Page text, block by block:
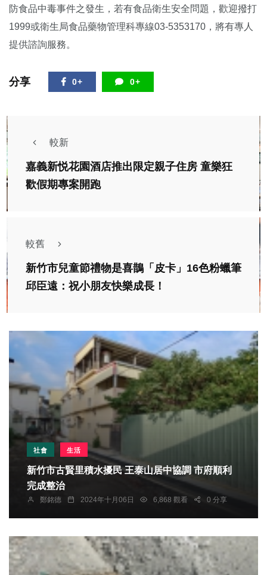
防食品中毒事件之發生，若有食品衛生安全問題，歡迎撥打
1999或衛生局食品藥物管理科專線03-5353170，將有專人
提供諮詢服務。
分享 0+ 0+
較新
嘉義新悦花園酒店推出限定親子住房 童樂狂
歡假期專案開跑
較舊
新竹市兒童節禮物是喜鵲「皮卡」16色粉蠟筆
邱臣遠：祝小朋友快樂成長！
社會 生活
新竹市古賢里積水擾民 王泰山居中協調 市府順利
完成整治
鄭銘德 2024年十月06日 6,868 觀看 0 分享